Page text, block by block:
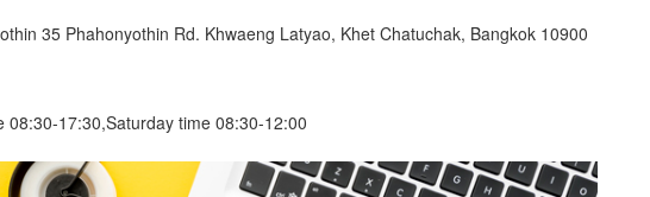
35 Phahonyothin Rd. Khwaeng Latyao, Khet Chatuchak, Bangkok 10900
08:30-17:30,Saturday time 08:30-12:00